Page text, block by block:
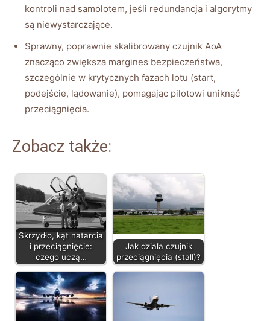
kontroli nad samolotem, jeśli redundancja i algorytmy
są niewystarczające.
Sprawny, poprawnie skalibrowany czujnik AoA
znacząco zwiększa margines bezpieczeństwa,
szczególnie w krytycznych fazach lotu (start,
podejście, lądowanie), pomagając pilotowi uniknąć
przeciągnięcia.
Zobacz także:
Skrzydło, kąt natarcia
i przeciągnięcie:
czego uczą…
Jak działa czujnik
przeciągnięcia (stall)?